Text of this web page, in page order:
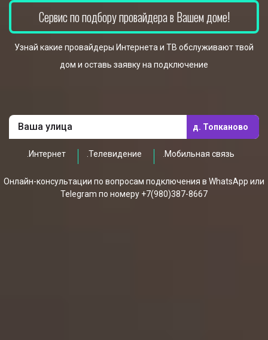
Сервис по подбору провайдера в Вашем доме!
Узнай какие провайдеры Интернета и ТВ обслуживают твой
дом и оставь заявку на подключение
д. Топканово
.Интернет .Телевидение .Мобильная связь
Онлайн-консультации по вопросам подключения в WhatsApp или
Telegram по номеру +7(980)387-8667